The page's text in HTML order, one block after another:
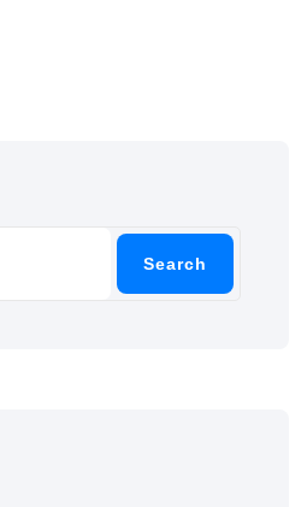
Search